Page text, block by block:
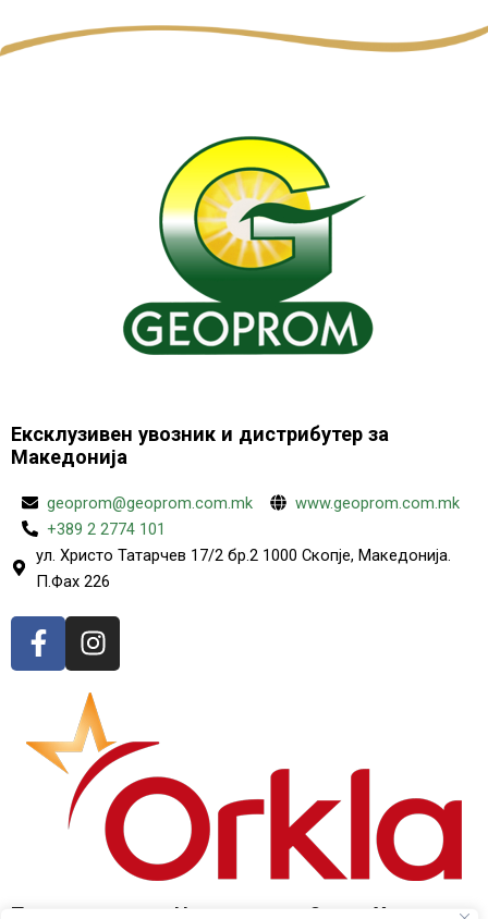
Ексклузивен увозник и дистрибутер за
Македонија
geoprom@geoprom.com.mk
www.geoprom.com.mk
+389 2 2774 101
ул. Христо Татарчев 17/2 бр.2 1000 Скопје, Македонија.
П.Фах 226
F
a
b
o
I
n
t
a
g
r
a
m
Произведено во Норвешка од Оркла Хелт